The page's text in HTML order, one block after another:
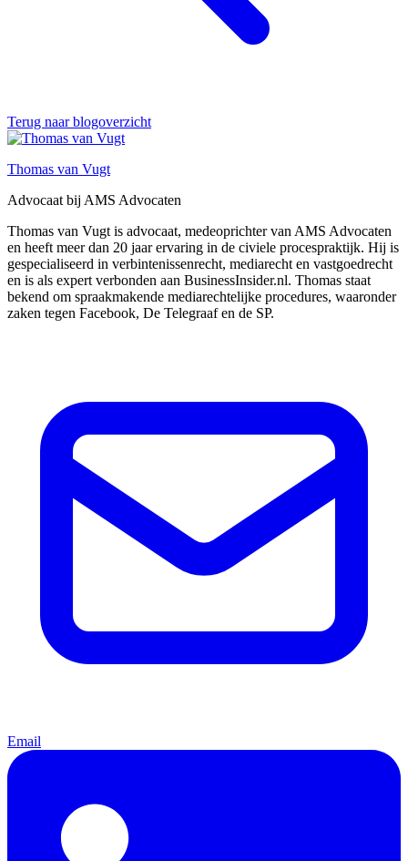
Terug naar blogoverzicht
Thomas van Vugt
Advocaat bij AMS Advocaten
Thomas van Vugt is advocaat, medeoprichter van AMS Advocaten
en heeft meer dan 20 jaar ervaring in de civiele procespraktijk. Hij is
gespecialiseerd in verbintenissenrecht, mediarecht en vastgoedrecht
en is als expert verbonden aan BusinessInsider.nl. Thomas staat
bekend om spraakmakende mediarechtelijke procedures, waaronder
zaken tegen Facebook, De Telegraaf en de SP.
Email